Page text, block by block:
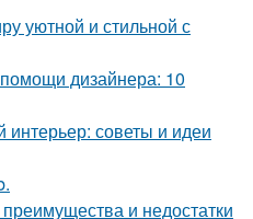
уютной и стильной с
дизайнера: 10
советы и идеи
и недостатки